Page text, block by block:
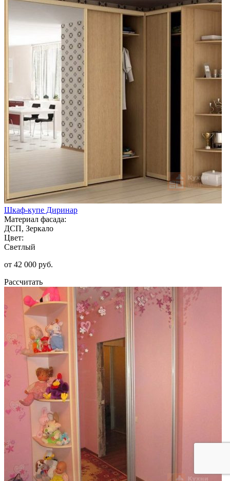
Шкаф-купе Диринар
Материал фасада:
ДСП, Зеркало
Цвет:
Светлый
от 42 000 руб.
Рассчитать